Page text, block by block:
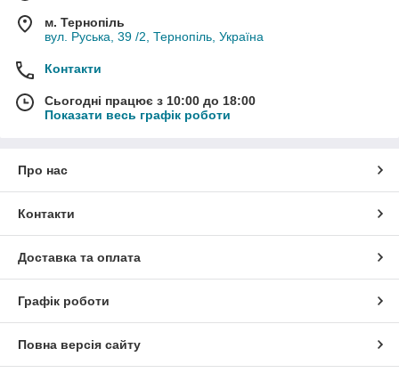
м. Тернопіль
вул. Руська, 39 /2, Тернопіль, Україна
Контакти
Сьогодні працює з 10:00 до 18:00
Показати весь графік роботи
Про нас
Контакти
Доставка та оплата
Графік роботи
Повна версія сайту